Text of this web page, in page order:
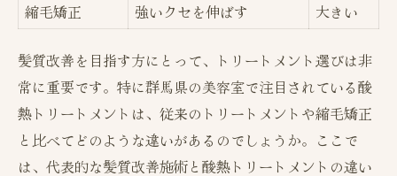
縮毛矯正 強いクセを伸ばす 大きい
髪質改善を目指す方にとって、トリートメント選びは非
常に重要です。特に群馬県の美容室で注目されている酸
熱トリートメントは、従来のトリートメントや縮毛矯正
と比べてどのような違いがあるのでしょうか。ここで
は、代表的な髪質改善施術と酸熱トリートメントの違い